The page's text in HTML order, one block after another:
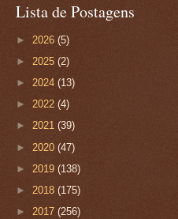
Lista de Postagens
► 2026 (5)
► 2025 (2)
► 2024 (13)
► 2022 (4)
► 2021 (39)
► 2020 (47)
► 2019 (138)
► 2018 (175)
► 2017 (256)